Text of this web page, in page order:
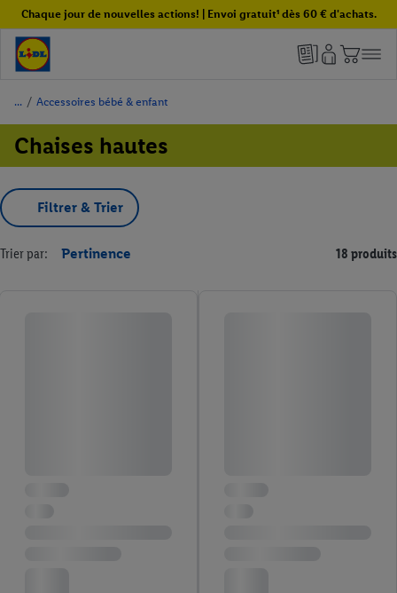
Chaque jour de nouvelles actions! | Envoi gratuit¹ dès 60 € d'achats.
/ Accessoires bébé & enfant
Chaises hautes
Filtrer & Trier
Trier par: Pertinence 18 produits